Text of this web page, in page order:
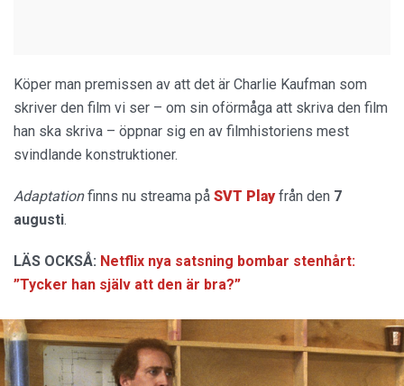
Köper man premissen av att det är Charlie Kaufman som
skriver den film vi ser – om sin oförmåga att skriva den film
han ska skriva – öppnar sig en av filmhistoriens mest
svindlande konstruktioner.
Adaptationfinns nu streama på SVT Playfrån den 7
augusti.
LÄS OCKSÅ: Netflix nya satsning bombar stenhårt:
”Tycker han själv att den är bra?”